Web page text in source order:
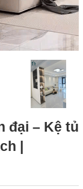
đại – Kệ tủ
|